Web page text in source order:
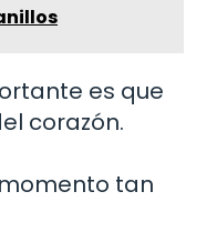
es que
corazón.
tan